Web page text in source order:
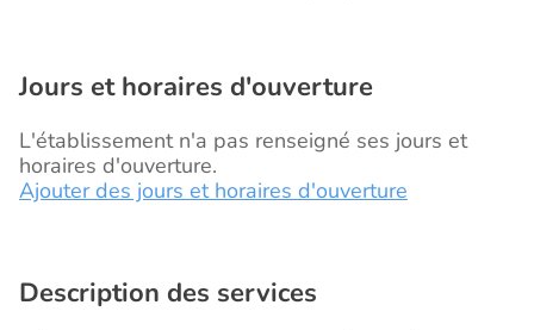
Jours et horaires d'ouverture
L'établissement n'a pas renseigné ses jours et
horaires d'ouverture.
Ajouter des jours et horaires d'ouverture
Description des services